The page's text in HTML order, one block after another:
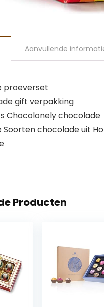
Aanvullende
proeverset
gift verpakking
Chocolonely chocolade
Soorten chocolade uit
Producten